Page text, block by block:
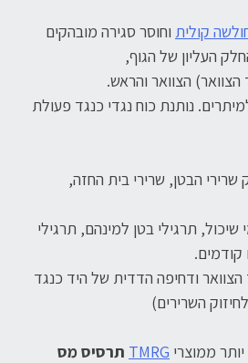
קולית וחוסר סגירה מובהקים
העליון של הגוף,
הצוואר והראש.
נותנת כוח נגדי כנגד פעולת
שרירי הבטן, שרירי בית החזה,
תרגילי בטן למינהם, תרגילי
קודמים.
ודחיפה הדדית של היד כנגד
השרירים)
ממוצרי TMRG תרסיס מס